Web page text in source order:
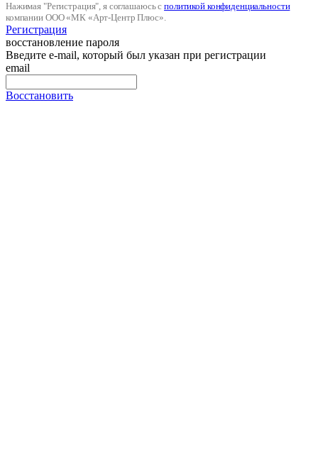
Нажимая "Регистрация", я соглашаюсь сполитикой конфиденциальности
компании ООО «МК «Арт-Центр Плюс».
Регистрация
восстановление пароля
Введите e-mail, который был указан при регистрации
email
Восстановить